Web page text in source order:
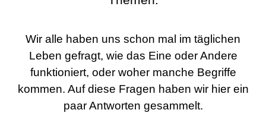
Wir alle haben uns schon mal im täglichen
Leben gefragt, wie das Eine oder Andere
funktioniert, oder woher manche Begriffe
kommen. Auf diese Fragen haben wir hier ein
paar Antworten gesammelt.